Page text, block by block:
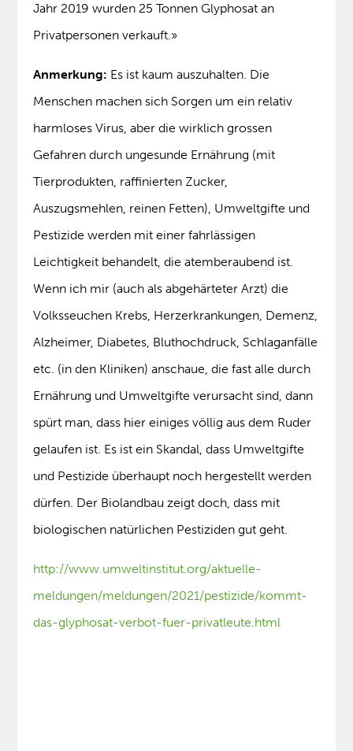
Jahr 2019 wurden 25 Tonnen Glyphosat an
Privatpersonen verkauft.»
Anmerkung: Es ist kaum auszuhalten. Die
Menschen machen sich Sorgen um ein relativ
harmloses Virus, aber die wirklich grossen
Gefahren durch ungesunde Ernährung (mit
Tierprodukten, raffinierten Zucker,
Auszugsmehlen, reinen Fetten), Umweltgifte und
Pestizide werden mit einer fahrlässigen
Leichtigkeit behandelt, die atemberaubend ist.
Wenn ich mir (auch als abgehärteter Arzt) die
Volksseuchen Krebs, Herzerkrankungen, Demenz,
Alzheimer, Diabetes, Bluthochdruck, Schlaganfälle
etc. (in den Kliniken) anschaue, die fast alle durch
Ernährung und Umweltgifte verursacht sind, dann
spürt man, dass hier einiges völlig aus dem Ruder
gelaufen ist. Es ist ein Skandal, dass Umweltgifte
und Pestizide überhaupt noch hergestellt werden
dürfen. Der Biolandbau zeigt doch, dass mit
biologischen natürlichen Pestiziden gut geht.
http://www.umweltinstitut.org/aktuelle-
meldungen/meldungen/2021/pestizide/kommt-
das-glyphosat-verbot-fuer-privatleute.html